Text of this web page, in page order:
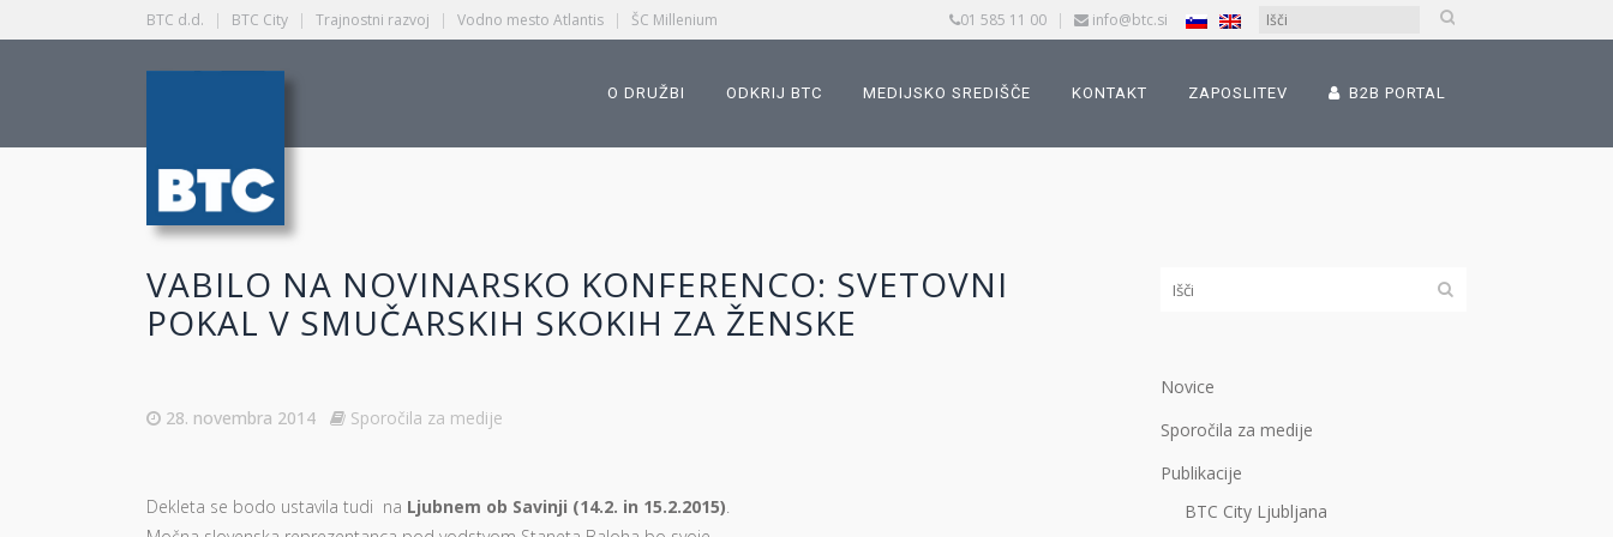
BTC d.d. | BTC City | Trajnostni razvoj | Vodno mesto Atlantis | ŠC Millenium 01 585 11 00 | info@btc.si
O DRUŽBI ODKRIJ BTC MEDIJSKO SREDIŠČE KONTAKT ZAPOSLITEV B2B PORTAL
VABILO NA NOVINARSKO KONFERENCO: SVETOVNI
POKAL V SMUČARSKIH SKOKIH ZA ŽENSKE
28. novembra 2014 Sporočila za medije
Dekleta se bodo ustavila tudi na Ljubnem ob Savinji (14.2. in 15.2.2015).
Novice
Sporočila za medije
Publikacije
BTC City Ljubljana